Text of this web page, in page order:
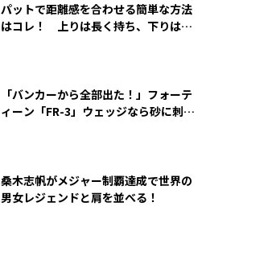
パットで距離感を合わせる簡単な方法
はコレ！ 上りは長く持ち、下りは短
「バンカーから全部出た！」フォーテ
ィーン「FR-3」ウェッジなら砂に刺さ
桑木志帆がメジャー制覇達成で世界の
男女レジェンドと肩を並べる！